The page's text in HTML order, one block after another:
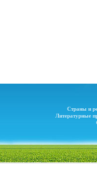
Страны и
Литературные